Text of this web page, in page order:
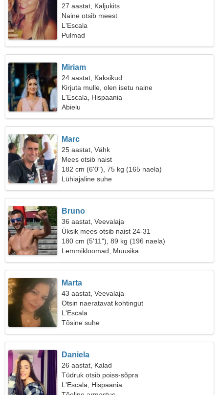
27 aastat, Kaljukits
Naine otsib meest
L'Escala
Pulmad
Miriam
24 aastat, Kaksikud
Kirjuta mulle, olen isetu naine
L'Escala, Hispaania
Abielu
Marc
25 aastat, Vähk
Mees otsib naist
182 cm (6'0"), 75 kg (165 naela)
Lühiajaline suhe
Bruno
36 aastat, Veevalaja
Üksik mees otsib naist 24-31
180 cm (5'11"), 89 kg (196 naela)
Lemmikloomad, Muusika
Marta
43 aastat, Veevalaja
Otsin naeratavat kohtingut
L'Escala
Tõsine suhe
Daniela
26 aastat, Kalad
Tüdruk otsib poiss-sõpra
L'Escala, Hispaania